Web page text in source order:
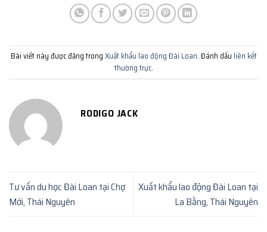
Bài viết này được đăng trongXuất khẩu lao động Đài Loan. Đánh dấu liên kết
thường trực.
RODIGO JACK
Tư vấn du học Đài Loan tại Chợ
Mới, Thái Nguyên
Xuất khẩu lao động Đài Loan tại
La Bằng, Thái Nguyên